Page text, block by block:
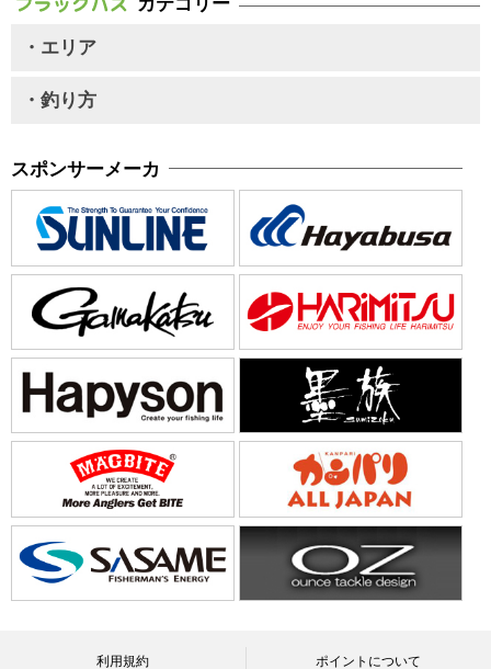
カテゴリー
・エリア
・釣り方
スポンサーメーカ
利用規約 ポイントについて